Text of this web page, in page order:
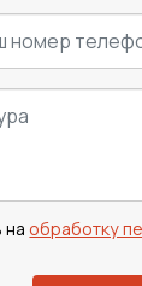
наобработку